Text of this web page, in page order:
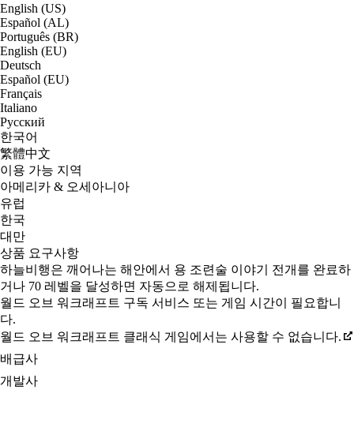
English (US)
Español (AL)
Português (BR)
English (EU)
Deutsch
Español (EU)
Français
Italiano
Русский
한국어
繁體中文
이용 가능 지역
아메리카 & 오세아니아
유럽
한국
대만
상품 요구사항
하늘비행은 깨어나는 해안에서 용 조련술 이야기 전개를 완료하
거나 70 레벨을 달성하면 자동으로 해제됩니다.
월드 오브 워크래프트 구독 서비스 또는 게임 시간이 필요합니
다.
월드 오브 워크래프트 클래식 게임에서는 사용할 수 없습니다.
배급사
개발사